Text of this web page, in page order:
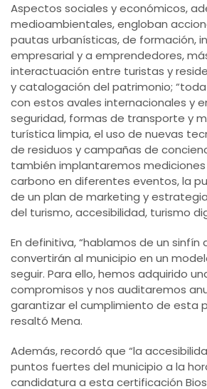
Aspectos sociales y económicos,
medioambientales, engloban
pautas urbanísticas, de formación,
empresarial y a emprendedores,
interactuación entre turistas y
y catalogación del patrimonio;
con estos avales internacionales y
seguridad, formas de transporte y
turística limpia, el uso de nuevas
de residuos y campañas de
también implantaremos
carbono en diferentes eventos, la
de un plan de marketing y
del turismo, accesibilidad, turismo
En definitiva, “hablamos de un sinfín
convertirán al municipio en un
seguir. Para ello, hemos adquirido
compromisos y nos auditaremos
garantizar el cumplimiento de esta
resaltó Mena.
Además, recordó que “la
puntos fuertes del municipio a la
candidatura a esta certificación